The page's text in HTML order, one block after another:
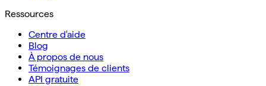
Ressources
Centre d'aide
Blog
À propos de nous
Témoignages de clients
API gratuite